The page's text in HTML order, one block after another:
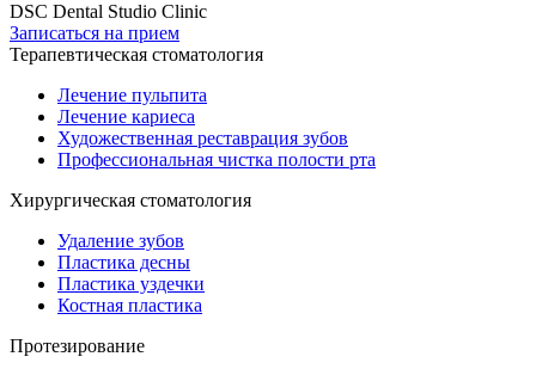
DSC Dental Studio Clinic
Записаться на прием
Терапевтическая стоматология
Лечение пульпита
Лечение кариеса
Художественная реставрация зубов
Профессиональная чистка полости рта
Хирургическая стоматология
Удаление зубов
Пластика десны
Пластика уздечки
Костная пластика
Протезирование